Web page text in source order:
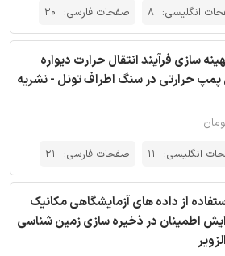
انگلیسی: 8 صفحات فارسی: 20
سازی فرآیند انتقال حرارت دیواره
پمپ حرارتی در سنگ اطراف تونل - نشریه
انگلیسی: 11 صفحات فارسی: 21
از داده های آزمایشگاهی مکانیک
اطمینان در ذخیره سازی زمین شناسی